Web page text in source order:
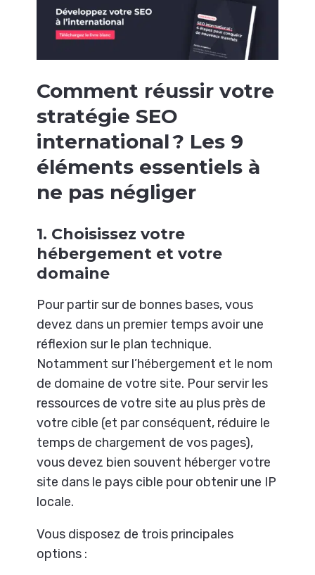
Comment réussir votre
stratégie SEO
international ? Les 9
éléments essentiels à
ne pas négliger
1. Choisissez votre
hébergement et votre
domaine
Pour partir sur de bonnes bases, vous
devez dans un premier temps avoir une
réflexion sur le plan technique.
Notamment sur l’hébergement et le nom
de domaine de votre site. Pour servir les
ressources de votre site au plus près de
votre cible (et par conséquent, réduire le
temps de chargement de vos pages),
vous devez bien souvent héberger votre
site dans le pays cible pour obtenir une IP
locale.
Vous disposez de trois principales
options :